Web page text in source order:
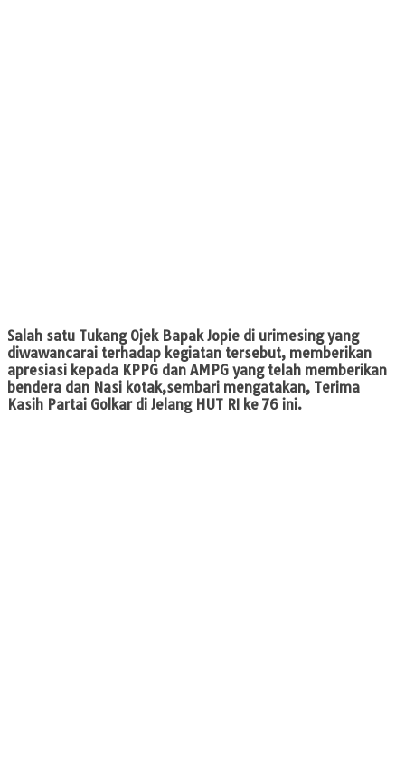
Salah satu Tukang Ojek Bapak Jopie di urimesing yang
diwawancarai terhadap kegiatan tersebut, memberikan
apresiasi kepada KPPG dan AMPG yang telah memberikan
bendera dan Nasi kotak,sembari mengatakan, Terima
Kasih Partai Golkar di Jelang HUT RI ke 76 ini.